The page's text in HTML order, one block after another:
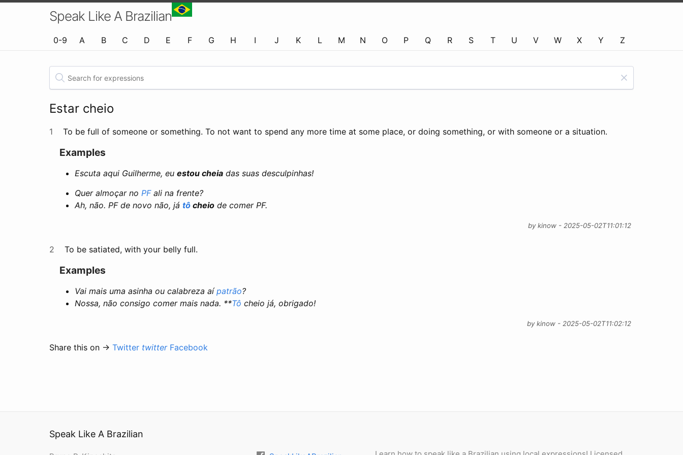
Speak Like A Brazilian
0-9 A B C D E F G H I J K L M N O P Q R S T U V W X Y Z
Estar cheio
1 To be full of someone or something. To not want to spend any more time at some place, or doing something, or with someone or a situation.
Examples
Escuta aqui Guilherme, euestou cheia das suas desculpinhas!
Quer almoçar noPFali na frente?
Ah, não. PF de novo não, játô cheio de comer PF.
by kinow - 2025-05-02T11:01:12
2 To be satiated, with your belly full.
Examples
Vai mais uma asinha ou calabreza aípatrão?
Nossa, não consigo comer mais nada. **Tô cheio já, obrigado!
by kinow - 2025-05-02T11:02:12
Share this on →Twitter twitter Facebook
Speak Like A Brazilian